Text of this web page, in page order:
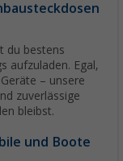
du bestens
aufzuladen. Egal,
– unsere
zuverlässige
bleibst.
und Boote